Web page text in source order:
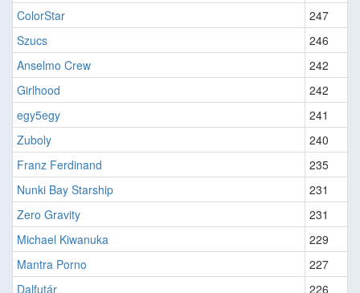
ColorStar
247
Szucs
246
Anselmo Crew
242
Girlhood
242
egy5egy
241
Zuboly
240
Franz Ferdinand
235
Nunki Bay Starship
231
Zero Gravity
231
Michael Kiwanuka
229
Mantra Porno
227
Dalfutár
226